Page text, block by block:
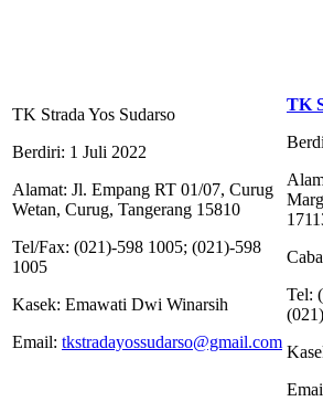
TK Strada Yos Sudarso
Berdiri: 1 Juli 2022
Alamat: Jl. Empang RT 01/07, Curug
Wetan, Curug, Tangerang 15810
Tel/Fax: (021)-598 1005; (021)-598
1005
Kasek: Emawati Dwi Winarsih
Email: tkstradayossudarso@gmail.com
TK
Tel: